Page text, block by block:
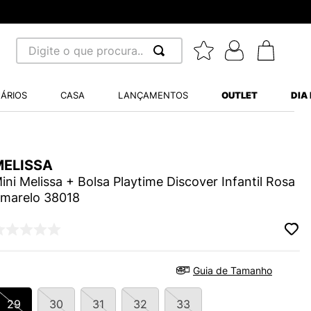
Digite o que procura...
CASA LANÇAMENTOS OUTLET DIA
Melissa + Bolsa Playtime Discover Infantil Rosa
38018
Guia de Tamanho
29 30 31 32 33
BALANCE 530
BABY
VANS ULTRARANGE